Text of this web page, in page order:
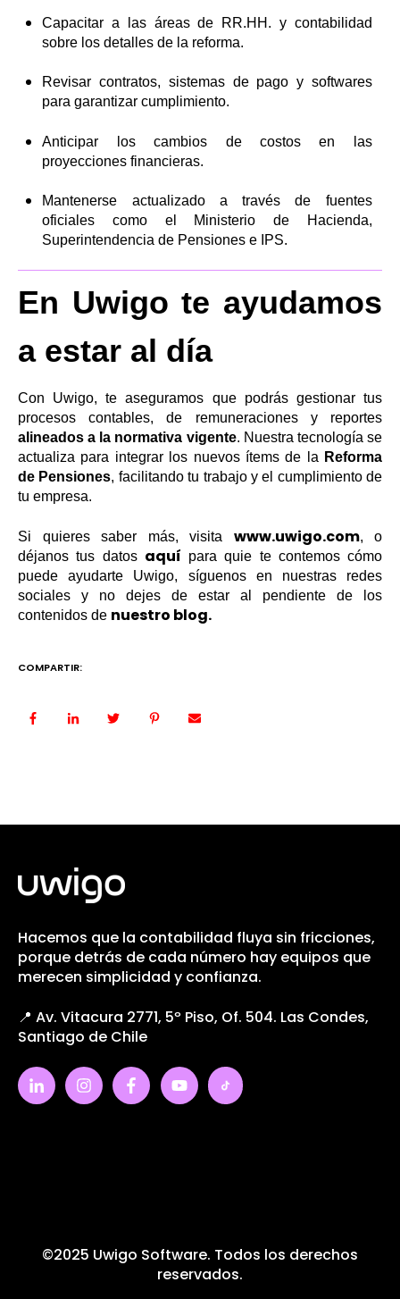
Capacitar a las áreas de RR.HH. y contabilidad
sobre los detalles de la reforma.
Revisar contratos, sistemas de pago y softwares
para garantizar cumplimiento.
Anticipar los cambios de costos en las
proyecciones financieras.
Mantenerse actualizado a través de fuentes
oficiales como el Ministerio de Hacienda,
Superintendencia de Pensiones e IPS.
En Uwigo te ayudamos
a estar al día
Con Uwigo, te aseguramos que podrás gestionar tus
procesos contables, de remuneraciones y reportes
alineados a la normativa vigente. Nuestra tecnología se
actualiza para integrar los nuevos ítems de la Reforma
de Pensiones, facilitando tu trabajo y el cumplimiento de
tu empresa.
Si quieres saber más, visita www.uwigo.com, o
déjanos tus datos aquí para quie te contemos cómo
puede ayudarte Uwigo, síguenos en nuestras redes
sociales y no dejes de estar al pendiente de los
contenidos de nuestro blog.
COMPARTIR:
Hacemos que la contabilidad fluya sin fricciones,
porque detrás de cada número hay equipos que
merecen simplicidad y confianza.
📍 Av. Vitacura 2771, 5º Piso, Of. 504. Las Condes,
Santiago de Chile
©2025 Uwigo Software. Todos los derechos
reservados.